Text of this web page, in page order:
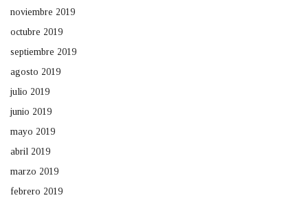
noviembre 2019
octubre 2019
septiembre 2019
agosto 2019
julio 2019
junio 2019
mayo 2019
abril 2019
marzo 2019
febrero 2019